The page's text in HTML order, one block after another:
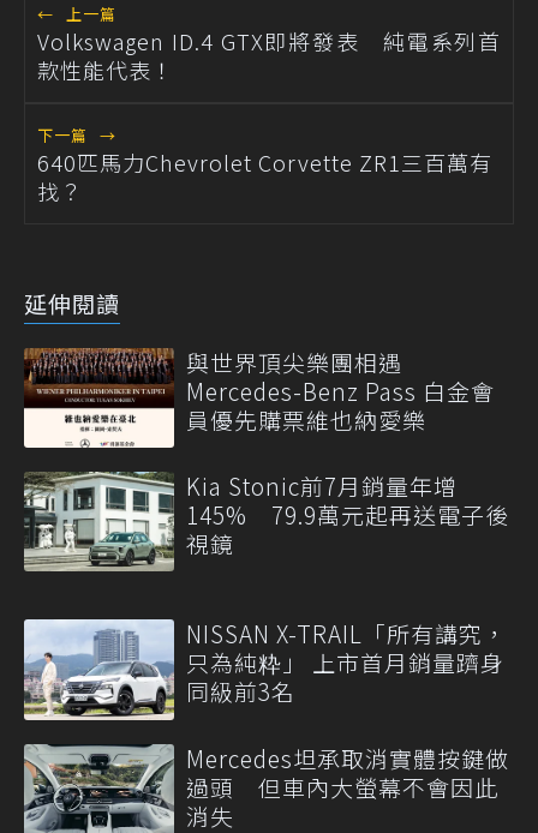
← 上一篇
Volkswagen ID.4 GTX即將發表 純電系列首
款性能代表！
下一篇 →
640匹馬力Chevrolet Corvette ZR1三百萬有
找？
延伸閱讀
與世界頂尖樂團相遇
Mercedes-Benz Pass 白金會
員優先購票維也納愛樂
Kia Stonic前7月銷量年增
145% 79.9萬元起再送電子後
視鏡
NISSAN X-TRAIL「所有講究，
只為純粋」 上市首月銷量躋身
同級前3名
Mercedes坦承取消實體按鍵做
過頭 但車內大螢幕不會因此
消失